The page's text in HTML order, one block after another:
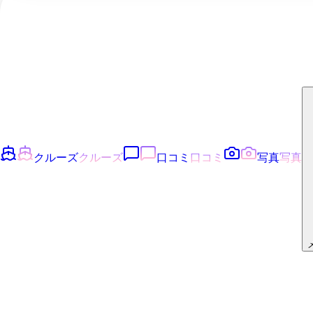
クルーズクルーズ 口コミ 口コミ 写真写真